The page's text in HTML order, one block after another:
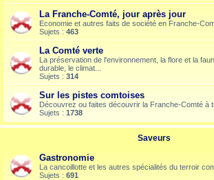
La Franche-Comté, jour après jour
Economie et autres faits de société en Franche-
Sujets : 463
La Comté verte
La préservation de l'environnement, la flore et la
durable, le climat...
Sujets : 314
Sur les pistes comtoises
Découvrez ou faites découvrir la Franche-Comté à
Sujets : 1738
Saveurs
Gastronomie
La cancoillotte et les autres spécialités du terroir
Sujets : 691